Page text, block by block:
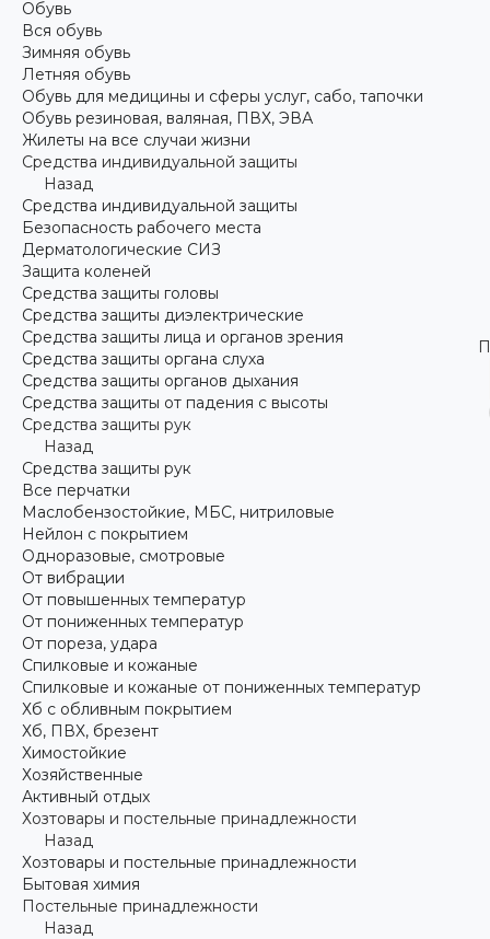
Обувь
Вся обувь
Зимняя обувь
Летняя обувь
Обувь для медицины и сферы услуг, сабо, тапочки
Обувь резиновая, валяная, ПВХ, ЭВА
Жилеты на все случаи жизни
Средства индивидуальной защиты
Назад
Средства индивидуальной защиты
Безопасность рабочего места
Дерматологические СИЗ
Защита коленей
Средства защиты головы
Средства защиты диэлектрические
Средства защиты лица и органов зрения
Средства защиты органа слуха
Средства защиты органов дыхания
Средства защиты от падения с высоты
Средства защиты рук
Назад
Средства защиты рук
Все перчатки
Маслобензостойкие, МБС, нитриловые
Нейлон с покрытием
Одноразовые, смотровые
От вибрации
От повышенных температур
От пониженных температур
От пореза, удара
Спилковые и кожаные
Спилковые и кожаные от пониженных температур
Хб с обливным покрытием
Хб, ПВХ, брезент
Химостойкие
Хозяйственные
Активный отдых
Хозтовары и постельные принадлежности
Назад
Хозтовары и постельные принадлежности
Бытовая химия
Постельные принадлежности
Назад